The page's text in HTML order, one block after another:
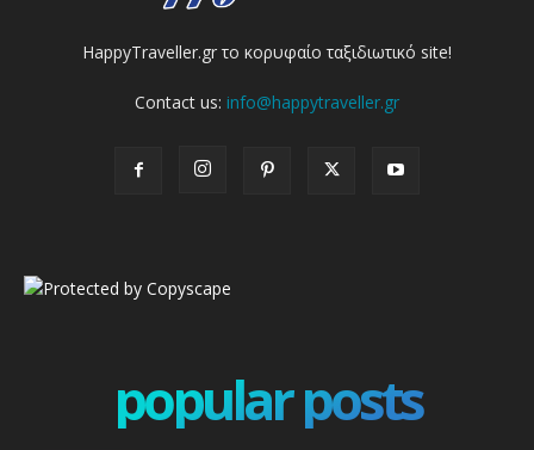
HappyTraveller.gr το κορυφαίο ταξιδιωτικό site!
Contact us: info@happytraveller.gr
popular posts